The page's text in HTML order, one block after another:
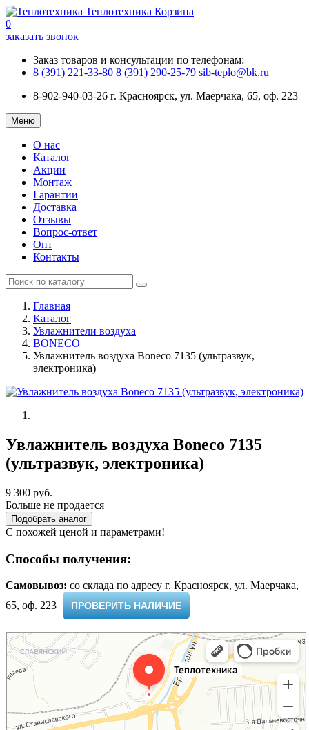
Теплотехника Корзина
0
заказать звонок
Заказ товаров и консультации по телефонам:
8 (391) 221-33-80 8 (391) 290-25-79 sib-teplo@bk.ru
8-902-940-03-26 г. Красноярск, ул. Маерчака, 65, оф. 223
Меню
О нас
Каталог
Акции
Монтаж
Гарантии
Доставка
Отзывы
Вопрос-ответ
Опт
Контакты
Главная
Каталог
Увлажнители воздуха
BONECO
Увлажнитель воздуха Boneco 7135 (ультразвук,
электроника)
Увлажнитель воздуха Boneco 7135
(ультразвук, электроника)
9 300 руб.
Больше не продается
Подобрать аналог
С похожей ценой и параметрами!
Способы получения:
Самовывоз: cо склада по адресу г. Красноярск, ул. Маерчака,
65, оф. 223 ​
ПРОВЕРИТЬ НАЛИЧИЕ